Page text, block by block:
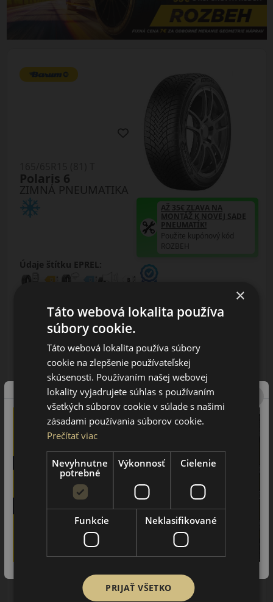
ZIMNÁ PNEUMATIKA
Polaris 6
Údaje štítku EPREL:
AŽ 35€ ZĽAVA NA
MONTÁŽ K NOVEJ SADE
PNEUMATÍK!
Použite kupónový kód
ROZBEH
75.25 EUR
61.50 EUR
ks DO KOŠÍKA
ZIMNÁ PNEUMATIKA
165/70R14 (81) T
AŽ 35€ ZĽAVA NA
MONTÁŽ K NOVEJ SADE
PNEUMATÍK!
×
Táto webová lokalita používa
súbory cookie.
Táto webová lokalita používa súbory
cookie na zlepšenie používateľskej
skúsenosti. Používaním našej webovej
lokality vyjadrujete súhlas s používaním
všetkých súborov cookie v súlade s našimi
zásadami používania súborov cookie.
Prečítať viac
Nevyhnutne
potrebné
Výkonnosť Cielenie
Funkcie Neklasifikované
PRIJAŤ VŠETKO